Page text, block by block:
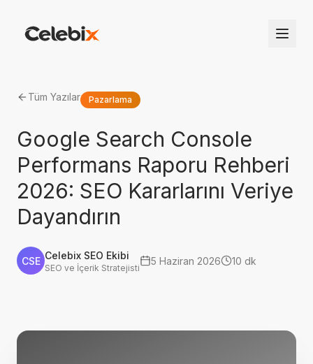
Tüm Yazılar Pazarlama
Google Search Console
Performans Raporu Rehberi
2026: SEO Kararlarını Veriye
Dayandırın
CSE Celebix SEO Ekibi
SEO ve İçerik Stratejisti
5 Haziran 2026 10 dk